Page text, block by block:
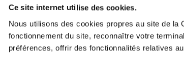
Ce site internet utilise des cookies.
Nous utilisons des cookies propres au site de
fonctionnement du site, reconnaître votre
préférences, offrir des fonctionnalités relatives